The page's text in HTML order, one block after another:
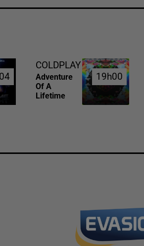
COLDPLAY
Adventure
Of A
Lifetime
19h00
19h00